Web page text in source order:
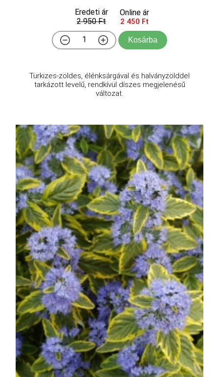
Eredeti ár
2 950 Ft
Online ár
2 450 Ft
Kosárba
Türkizes-zöldes, élénksárgával és halványzölddel
tarkázott levelű, rendkívül díszes megjelenésű
változat.